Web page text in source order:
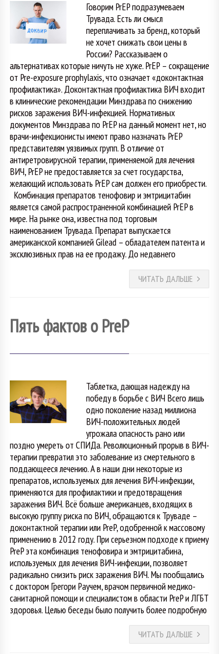
Говорим PrEP подразумеваем
Трувада. Есть ли смысл
переплачивать за бренд, который
не хочет снижать свои цены в
России? Рассказываем о
альтернативах которые ничуть не хуже. PrEP – сокращение
от Pre-exposure prophylaxis, что означает «доконтактная
профилактика». Доконтактная профилактика ВИЧ входит
в клинические рекомендации Минздрава по снижению
рисков заражения ВИЧ-инфекцией. Нормативных
документов Минздрава по PrEP на данный момент нет, но
врачи-инфекционисты имеют право назначать PrEP
представителям уязвимых групп. В отличие от
антиретровирусной терапии, применяемой для лечения
ВИЧ, PrEP не предоставляется за счет государства,
желающий использовать PrEP сам должен его приобрести.
Комбинация препаратов тенофовир и эмтрицитабин
является самой распространенной комбинацией PrEP в
мире. На рынке она, известна под торговым
наименованием Трувада. Препарат выпускается
американской компанией Gilead – обладателем патента и
эксклюзивных прав на ее продажу. До недавнего
ЧИТАТЬ ДАЛЬШЕ
Пять фактов о PreP
Таблетка, дающая надежду на
победу в борьбе с ВИЧ Всего лишь
одно поколение назад миллиона
ВИЧ-положительных людей
угрожала опасность рано или
поздно умереть от СПИДа. Революционный прорыв в ВИЧ-
терапии превратил это заболевание из смертельного в
поддающееся лечению. А в наши дни некоторые из
препаратов, используемых для лечения ВИЧ-инфекции,
применяются для профилактики и предотвращения
заражения ВИЧ. Всё больше американцев, входящих в
высокую группу риска по ВИЧ, обращаются к Труваде –
доконтактной терапии или PreP, одобренной к массовому
применению в 2012 году. При серьезном подходе к приему
PreP эта комбинация тенофовира и эмтрицитабина,
используемых для лечения ВИЧ-инфекции, позволяет
радикально снизить риск заражения ВИЧ. Мы пообщались
с доктором Грегори Раучем, врачом первичной медико-
санитарной помощи и специалистом в области PreP и ЛГБТ
здоровья. Целью беседы было получить более подробную
ЧИТАТЬ ДАЛЬШЕ